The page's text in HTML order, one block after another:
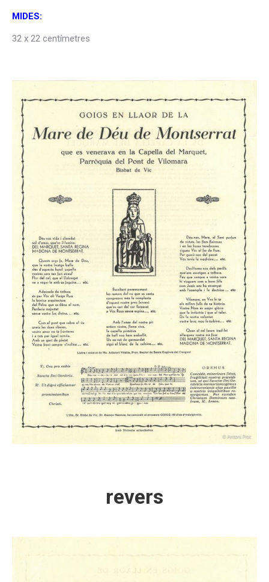
MIDES:
32 x 22 centímetres
revers